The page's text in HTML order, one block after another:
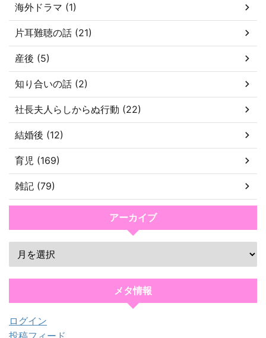
海外ドラマ (1)
片耳難聴の話 (21)
産後 (5)
知り合いの話 (2)
社長夫人らしからぬ行動 (22)
結婚後 (12)
育児 (169)
雑記 (79)
アーカイブ
メタ情報
ログイン
投稿フィード